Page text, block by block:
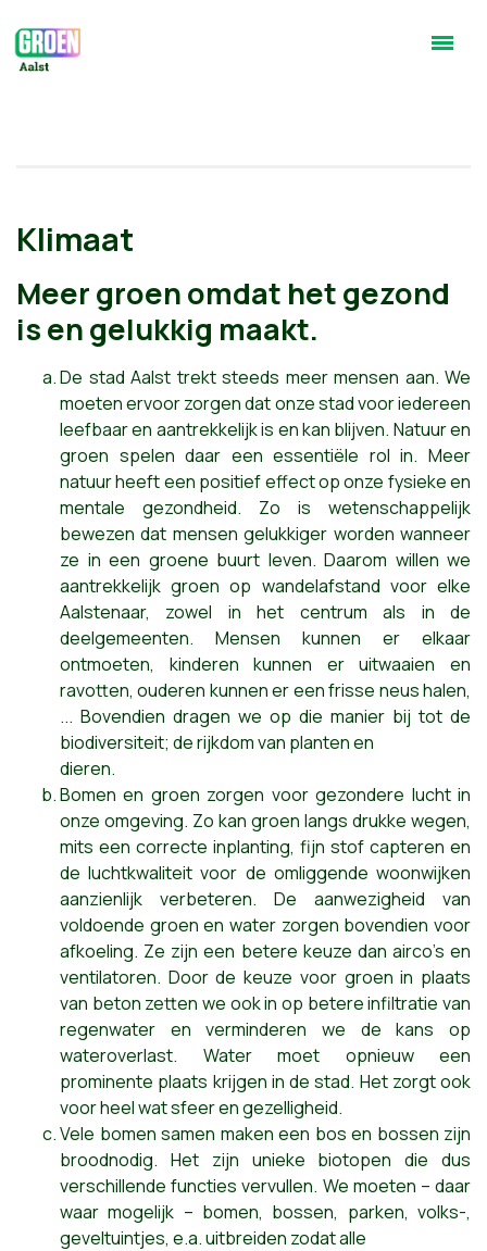
Klimaat
Meer groen omdat het gezond
is en gelukkig maakt.
De stad Aalst trekt steeds meer mensen aan. We
moeten ervoor zorgen dat onze stad voor iedereen
leefbaar en aantrekkelijk is en kan blijven. Natuur en
groen spelen daar een essentiële rol in. Meer
natuur heeft een positief effect op onze fysieke en
mentale gezondheid. Zo is wetenschappelijk
bewezen dat mensen gelukkiger worden wanneer
ze in een groene buurt leven. Daarom willen we
aantrekkelijk groen op wandelafstand voor elke
Aalstenaar, zowel in het centrum als in de
deelgemeenten. Mensen kunnen er elkaar
ontmoeten, kinderen kunnen er uitwaaien en
ravotten, ouderen kunnen er een frisse neus halen,
... Bovendien dragen we op die manier bij tot de
biodiversiteit; de rijkdom van planten en
dieren.
Bomen en groen zorgen voor gezondere lucht in
onze omgeving. Zo kan groen langs drukke wegen,
mits een correcte inplanting, fijn stof capteren en
de luchtkwaliteit voor de omliggende woonwijken
aanzienlijk verbeteren. De aanwezigheid van
voldoende groen en water zorgen bovendien voor
afkoeling. Ze zijn een betere keuze dan airco’s en
ventilatoren. Door de keuze voor groen in plaats
van beton zetten we ook in op betere infiltratie van
regenwater en verminderen we de kans op
wateroverlast. Water moet opnieuw een
prominente plaats krijgen in de stad. Het zorgt ook
voor heel wat sfeer en gezelligheid.
Vele bomen samen maken een bos en bossen zijn
broodnodig. Het zijn unieke biotopen die dus
verschillende functies vervullen. We moeten – daar
waar mogelijk – bomen, bossen, parken, volks-,
geveltuintjes, e.a. uitbreiden zodat alle